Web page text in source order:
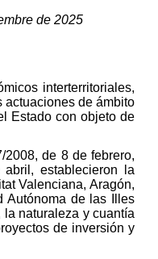
de 2025
interterritoriales,
actuaciones de ámbito
Estado con objeto de
2008, de 8 de febrero,
establecieron la
Valenciana, Aragón,
Autónoma de las Illes
la naturaleza y cuantía
de inversión y